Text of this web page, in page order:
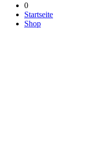
0
Startseite
Shop